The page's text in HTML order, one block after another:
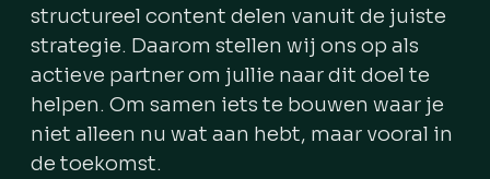
structureel content delen vanuit de juiste
strategie. Daarom stellen wij ons op als
actieve partner om jullie naar dit doel te
helpen. Om samen iets te bouwen waar je
niet alleen nu wat aan hebt, maar vooral in
de toekomst.